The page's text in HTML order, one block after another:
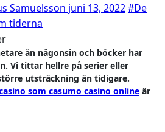
Samuelsson juni 13, 2022#De
tiderna
Vi tittar hellre på serier eller
utsträckning än tidigare.
som casumo casino online är